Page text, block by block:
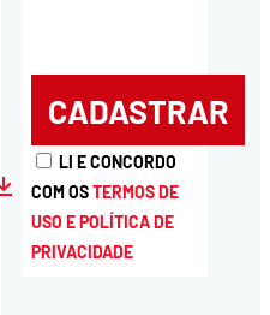
Download
LI E CONCORDO
COM OSTERMOS DE
USO E POLÍTICA DE
PRIVACIDADE